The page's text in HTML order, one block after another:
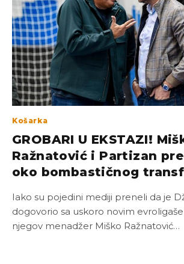
Košarka
GROBARI U EKSTAZI!
Ražnatović i Partizan
oko bombastičnog
Iako su pojedini mediji preneli da je
dogovorio sa uskoro novim
njegov menadžer Miško Ražnatović…